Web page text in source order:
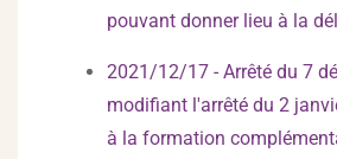
pouvant donner lieu à la
2021/12/17 - Arrêté du 7
modifiant l'arrêté du 2
à la formation